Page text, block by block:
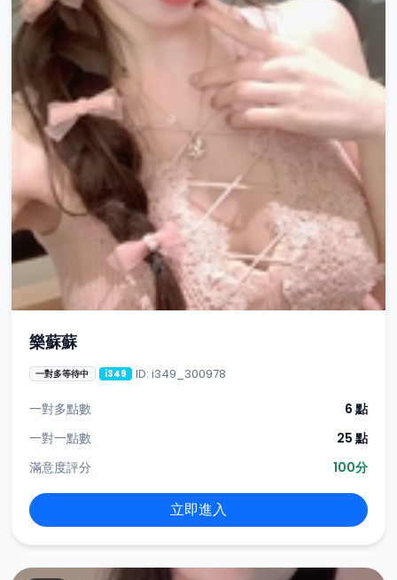
樂蘇蘇
一對多等待中 i349 ID: i349_300978
一對多點數
6 點
一對一點數
25 點
滿意度評分
100分
立即進入